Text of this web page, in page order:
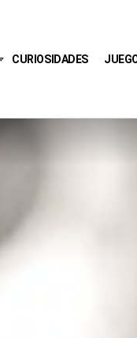
CURIOSIDADES